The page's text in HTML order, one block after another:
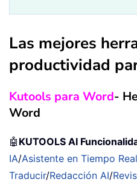
Las mejores
productividad
Kutools para Word-
Word
🤖 KUTOOLS AI
IA/Asistente en Tiempo Real
Traducir/Redacción AI/